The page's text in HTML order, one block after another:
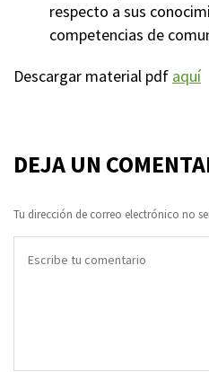
respecto a sus
competencias de
Descargar material pdf aquí
DEJA UN
Tu dirección de correo electrónico no